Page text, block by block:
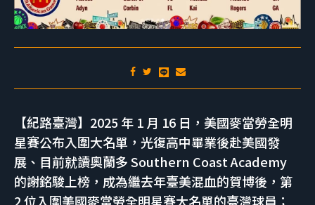
【紀路臺灣】2025 年 1 月 16 日，美國麥當勞全明
星賽公布入圍大名單，光復高中畢業後赴美國發
展、目前就讀奧蘭多 Southern Coast Academy
的謝銘駿上榜，成為繼去年臺美混血的賀博後，第
2 位入圍美國麥當勞全明星賽大名單的臺灣球員；